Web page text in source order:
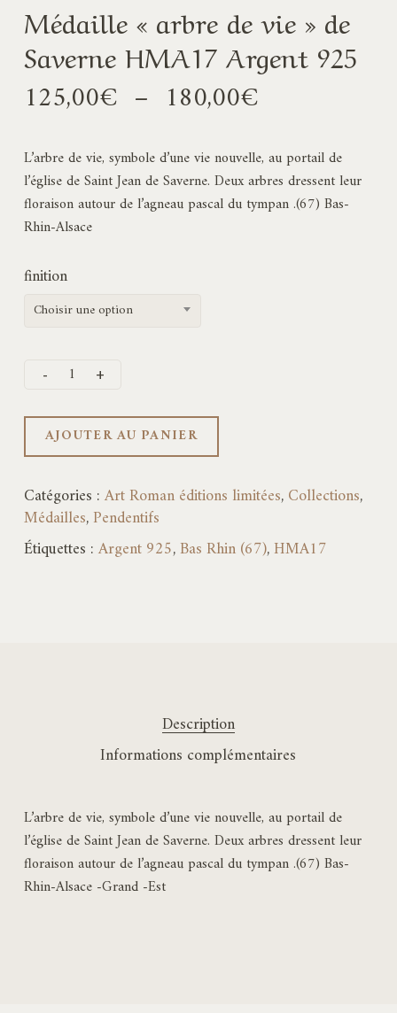
Médaille « arbre de vie » de
Saverne HMA17 Argent 925
125,00€ – 180,00€Plage
prix :
125,00€
à
L’arbre de vie, symbole d’une vie nouvelle, au portail de
l’église de Saint Jean de Saverne. Deux arbres dressent leur
floraison autour de l’agneau pascal du tympan .(67) Bas-
Rhin-Alsace
finition
Choisir une option
AJOUTER AU PANIER
Catégories :Art Roman éditions limitées,Collections,
Médailles,Pendentifs
Étiquettes :Argent 925,Bas Rhin (67),HMA17
Description
Informations complémentaires
L’arbre de vie, symbole d’une vie nouvelle, au portail de
l’église de Saint Jean de Saverne. Deux arbres dressent leur
floraison autour de l’agneau pascal du tympan .(67) Bas-
Rhin-Alsace -Grand -Est